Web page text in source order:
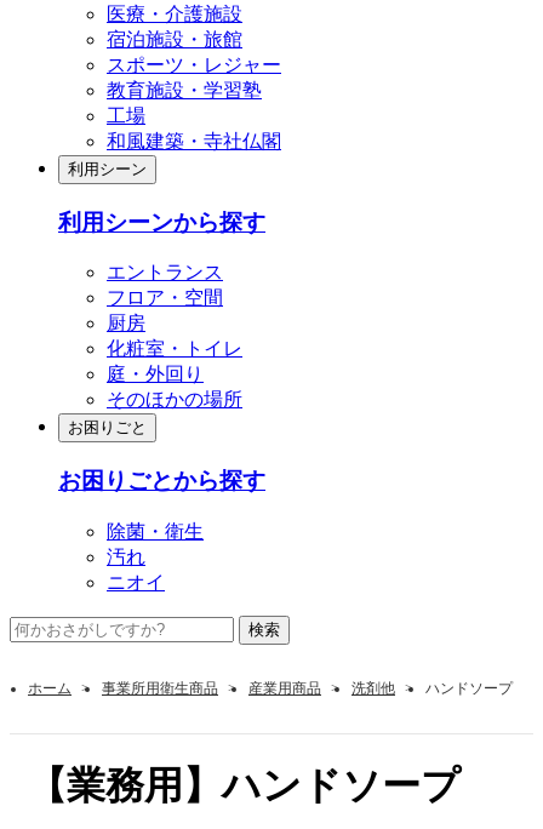
医療・介護施設
宿泊施設・旅館
スポーツ・レジャー
教育施設・学習塾
工場
和風建築・寺社仏閣
利用シーン
利用シーンから探す
エントランス
フロア・空間
厨房
化粧室・トイレ
庭・外回り
そのほかの場所
お困りごと
お困りごとから探す
除菌・衛生
汚れ
ニオイ
ホーム 事業所用衛生商品 産業用商品 洗剤他 ハンドソープ
【業務用】ハンドソープ